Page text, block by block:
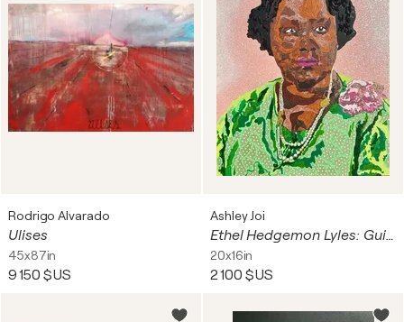
Rodrigo Alvarado
Ulises
45x87in
9 150 $US
Ashley Joi
Ethel Hedgemon Lyles: Guiding Light to Twenty Pearls and the Divine Nine
20x16in
2 100 $US